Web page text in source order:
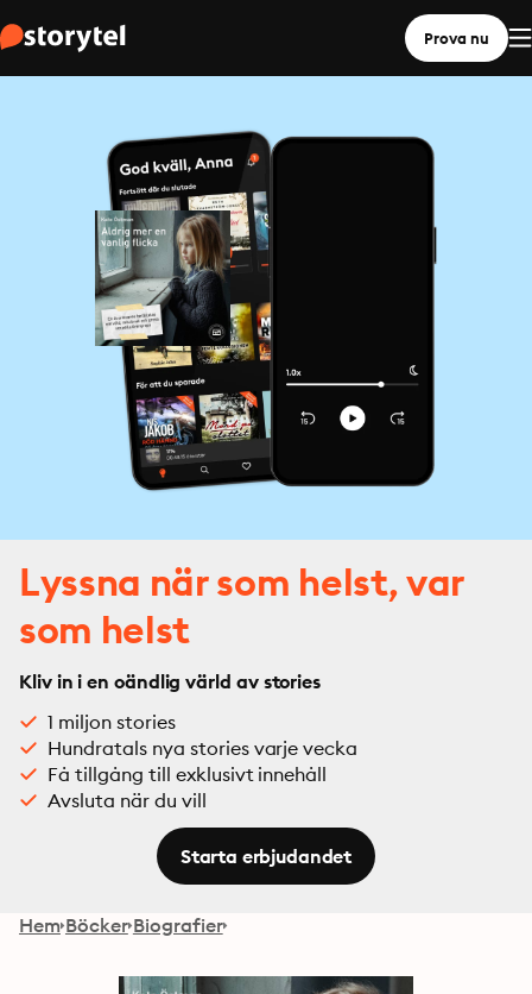
Prova nu
Lyssna när som helst, var
som helst
Kliv in i en oändlig värld av stories
1 miljon stories
Hundratals nya stories varje vecka
Få tillgång till exklusivt innehåll
Avsluta när du vill
Starta erbjudandet
Hem Böcker Biografier